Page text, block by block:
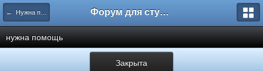
← Нужна помощь Форум для студента СГА
нужна помощь
Закрыта